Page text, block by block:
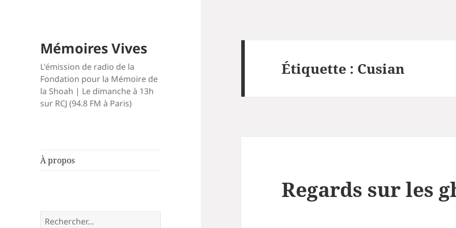
Mémoires Vives
L'émission de radio de la
Fondation pour la Mémoire de
la Shoah | Le dimanche à 13h
sur RCJ (94.8 FM à Paris)
À propos
Rechercher :
Étiquette : Cusian
Regards sur les